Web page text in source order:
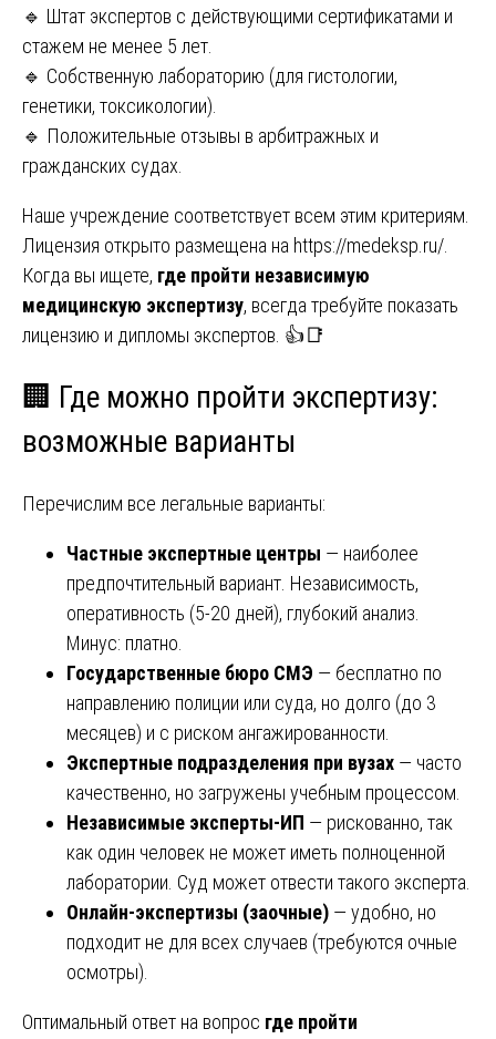
🔹 Штат экспертов с действующими сертификатами и
стажем не менее 5 лет.
🔹 Собственную лабораторию (для гистологии,
генетики, токсикологии).
🔹 Положительные отзывы в арбитражных и
гражданских судах.
Наше учреждение соответствует всем этим критериям.
Лицензия открыто размещена на https://medeksp.ru/.
Когда вы ищете, где пройти независимую
медицинскую экспертизу, всегда требуйте показать
лицензию и дипломы экспертов. 👍📑
🏢 Где можно пройти экспертизу:
возможные варианты
Перечислим все легальные варианты:
Частные экспертные центры — наиболее
предпочтительный вариант. Независимость,
оперативность (5-20 дней), глубокий анализ.
Минус: платно.
Государственные бюро СМЭ — бесплатно по
направлению полиции или суда, но долго (до 3
месяцев) и с риском ангажированности.
Экспертные подразделения при вузах — часто
качественно, но загружены учебным процессом.
Независимые эксперты-ИП — рискованно, так
как один человек не может иметь полноценной
лаборатории. Суд может отвести такого эксперта.
Онлайн-экспертизы (заочные) — удобно, но
подходит не для всех случаев (требуются очные
осмотры).
Оптимальный ответ на вопрос где пройти